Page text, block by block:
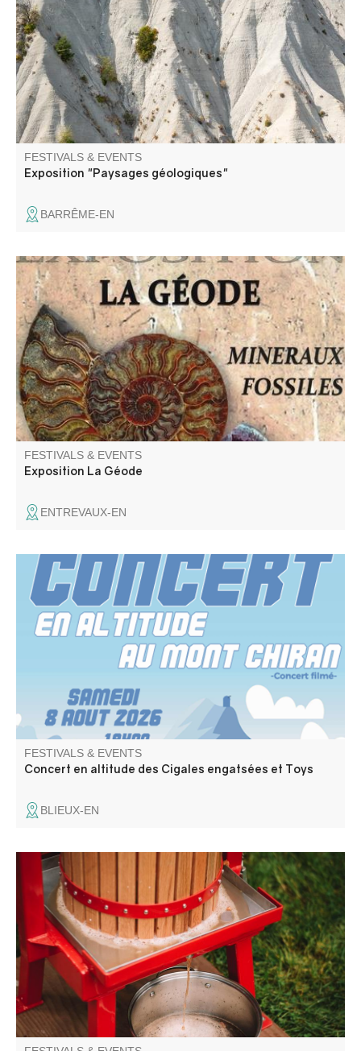
formations géologiques exceptionnelles des Alpes-de-
Haute-Provence à travers le regard photographique.
FESTIVALS & EVENTS
Exposition "Paysages géologiques"
BARRÊME-EN
Venez découvrir une exposition de minéraux et fossiles au
coeur d'une ancienne bergerie.
FESTIVALS & EVENTS
Exposition La Géode
ENTREVAUX-EN
Concert par Les Cigales engatsées (rock trad provençal)
Toys ( reprises Rolling Stones).
FESTIVALS & EVENTS
Concert en altitude des Cigales engatsées et Toys
BLIEUX-EN
Pressage de fruits locaux récoltés par les particuliers.